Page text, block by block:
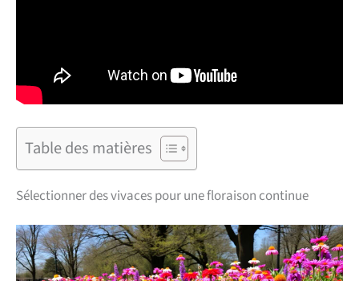
Table des matières
Sélectionner des vivaces pour une floraison continue